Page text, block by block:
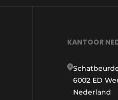
KANTOOR
6002 ED
Nederland